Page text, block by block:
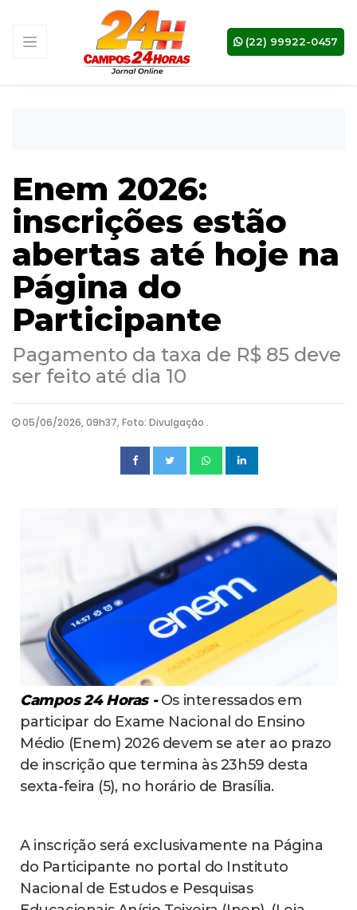
(22) 99922-0457
Enem 2026:
inscrições estão
abertas até hoje na
Página do
Participante
Pagamento da taxa de R$ 85 deve
ser feito até dia 10
05/06/2026, 09h37, Foto: Divulgação .
Campos 24 Horas - Os interessados em
participar do Exame Nacional do Ensino
Médio (Enem) 2026 devem se ater ao prazo
de inscrição que termina às 23h59 desta
sexta-feira (5), no horário de Brasília.
A inscrição será exclusivamente na Página
do Participante no portal do Instituto
Nacional de Estudos e Pesquisas